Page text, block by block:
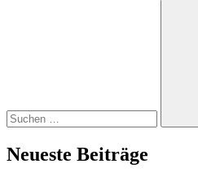
Neueste Beiträge